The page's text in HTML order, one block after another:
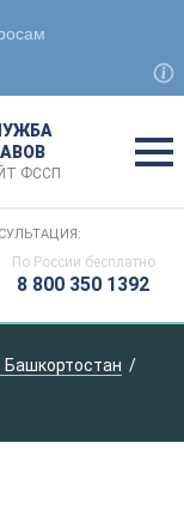
ФССП
По России бесплатно
8 800 350 1392